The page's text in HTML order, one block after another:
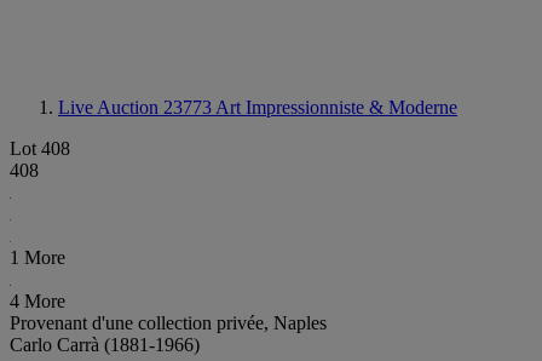
Live Auction 23773 Art Impressionniste & Moderne
Lot 408
408
1 More
4 More
Provenant d'une collection privée, Naples
Carlo Carrà (1881-1966)